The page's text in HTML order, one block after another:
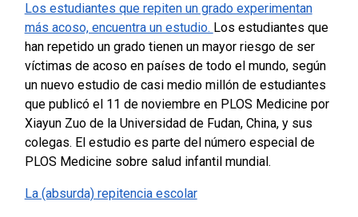
Los estudiantes que repiten un grado experimentan
más acoso, encuentra un estudio. Los estudiantes que
han repetido un grado tienen un mayor riesgo de ser
víctimas de acoso en países de todo el mundo, según
un nuevo estudio de casi medio millón de estudiantes
que publicó el 11 de noviembre en PLOS Medicine por
Xiayun Zuo de la Universidad de Fudan, China, y sus
colegas. El estudio es parte del número especial de
PLOS Medicine sobre salud infantil mundial.
La (absurda) repitencia escolar